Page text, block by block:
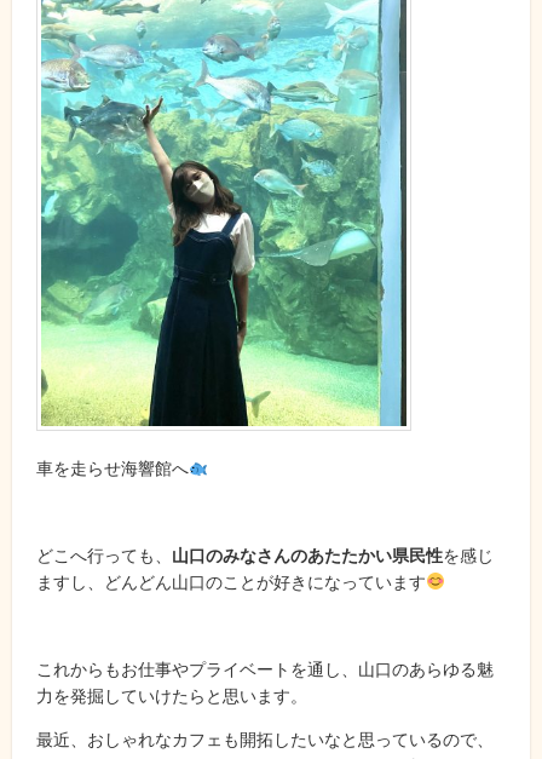
車を走らせ海響館へ
どこへ行っても、 山口のみなさんのあたたかい県民性を感じ
ますし、どんどん山口のことが好きになっています
これからもお仕事やプライベートを通し、山口のあらゆる魅
力を発掘していけたらと思います。
最近、おしゃれなカフェも開拓したいなと思っているので、